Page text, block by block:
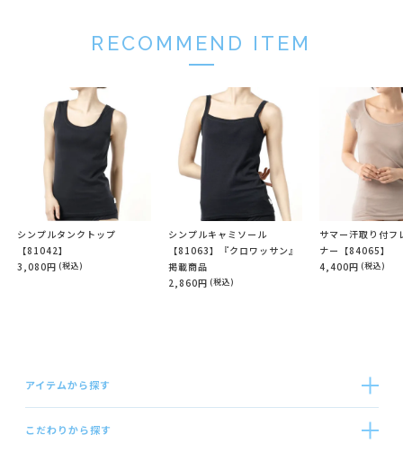
RECOMMEND ITEM
シンプルタンクトップ
【81042】
3,080円 (税込)
シンプルキャミソール
【81063】『クロワッサン』
掲載商品
2,860円 (税込)
サマー汗取り付フ
ナー【84065】
4,400円 (税込)
アイテムから探す
こだわりから探す